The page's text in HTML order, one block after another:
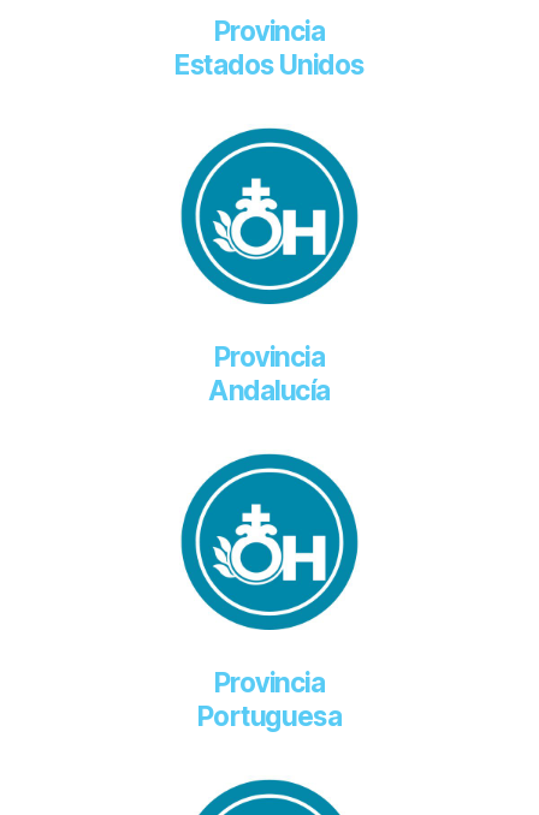
Provincia
Estados Unidos
Provincia
Andalucía
Provincia
Portuguesa